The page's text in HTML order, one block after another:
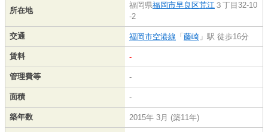
所在地
福岡県福岡市早良区荒江 ３丁目32-10
-2
交通 福岡市空港線 「 藤崎 」駅 徒歩16分
賃料 -
管理費等 -
面積 -
築年数 2015年 3月 (築11年)